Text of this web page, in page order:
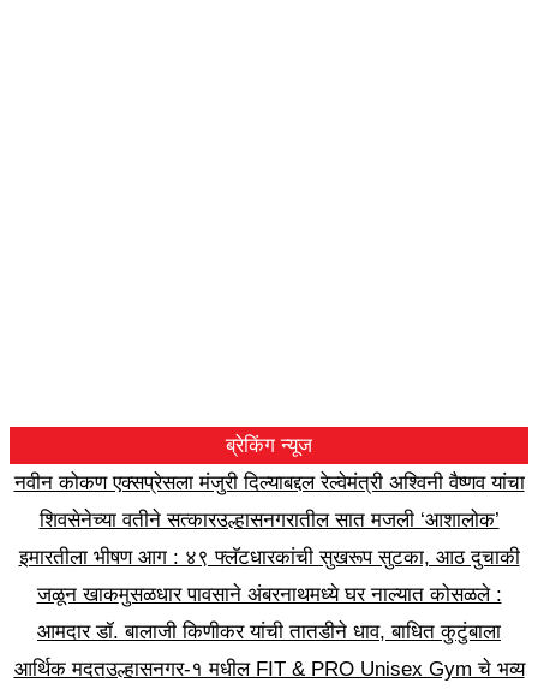
ब्रेकिंग न्यूज
नवीन कोकण एक्सप्रेसला मंजुरी दिल्याबद्दल रेल्वेमंत्री अश्विनी वैष्णव यांचा
शिवसेनेच्या वतीने सत्कारउल्हासनगरातील सात मजली ‘आशालोक’
इमारतीला भीषण आग : ४९ फ्लॅटधारकांची सुखरूप सुटका, आठ दुचाकी
जळून खाकमुसळधार पावसाने अंबरनाथमध्ये घर नाल्यात कोसळले :
आमदार डॉ. बालाजी किणीकर यांची तातडीने धाव, बाधित कुटुंबाला
आर्थिक मदतउल्हासनगर-१ मधील FIT & PRO Unisex Gym चे भव्य